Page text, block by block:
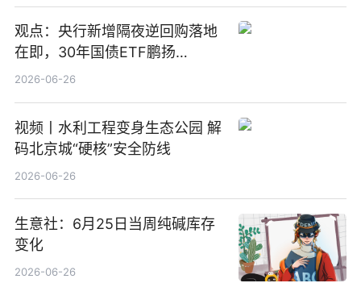
观点：央行新增隔夜逆回购落地
在即，30年国债ETF鹏扬
(511090) 盘中小幅上涨
2026-06-26
视频丨水利工程变身生态公园 解
码北京城“硬核”安全防线
2026-06-26
生意社：6月25日当周纯碱库存
变化
2026-06-26